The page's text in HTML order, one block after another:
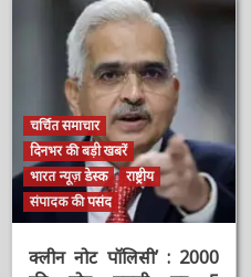
चर्चित समाचार
दिनभर की बड़ी खबरें
भारत न्यूज़ डेस्क
राष्ट्रीय